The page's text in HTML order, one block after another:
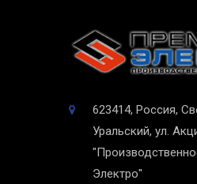
623414, Россия,
Уральский, ул.
Электро"